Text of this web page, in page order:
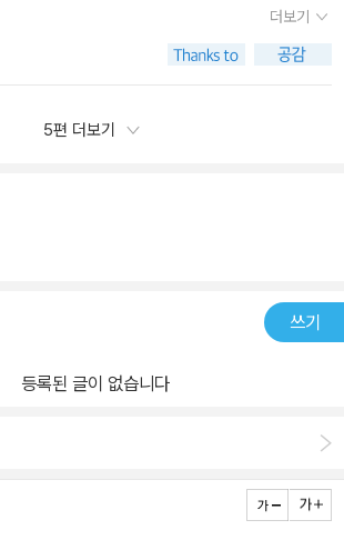
시험에서 꼭 하나씩 틀리곤 하는데, 그때마다
풀이 죽곤 한다. 주인공 시우는 어렸을 때를
나를 사랑하지 않는건가 하는 생각까지 하게
때가 그립고, 엄마가 웃어줬을 때가 그립다. 엄
관들을 참는 카드인데, 시우 엄마도 이 카드에
마가 되면 하지말아야지 했던 일들을 하고 있더
지난시절을 잊고 부모의 입장에서만 생각했던
이 들었다. 이미 겪었던 일이라 그때의 경험을
을 읽으며 아이의 속도에 맞추어가는 것도 필
고, 방해가 되는 것들을 참을 줄 아는 연습을 해
쟁이라서 하기 싫다는 생각을 하면 뇌가 문을 잠
더보기
5편 더보기
쓰기
등록된 글이 없습니다